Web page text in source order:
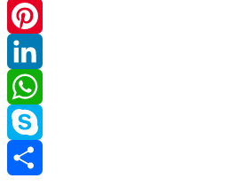
Twitter
Pinterest
LinkedIn
WhatsApp
Skype